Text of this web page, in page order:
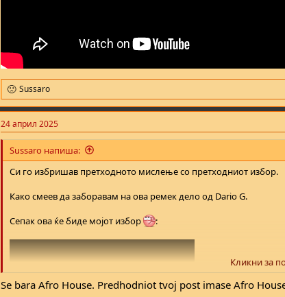
R
e
a
c
t
o
n
Sussaro
24 април 2025
Sussaro напиша:
Си го избришав претходното мислење со претходниот избор.
Како смеев да заборавам на ова ремек дело од Dario G.
Сепак ова ќе биде мојот избор
:
Кликни за
Se bara Afro House. Predhodniot tvoj post imase Afro